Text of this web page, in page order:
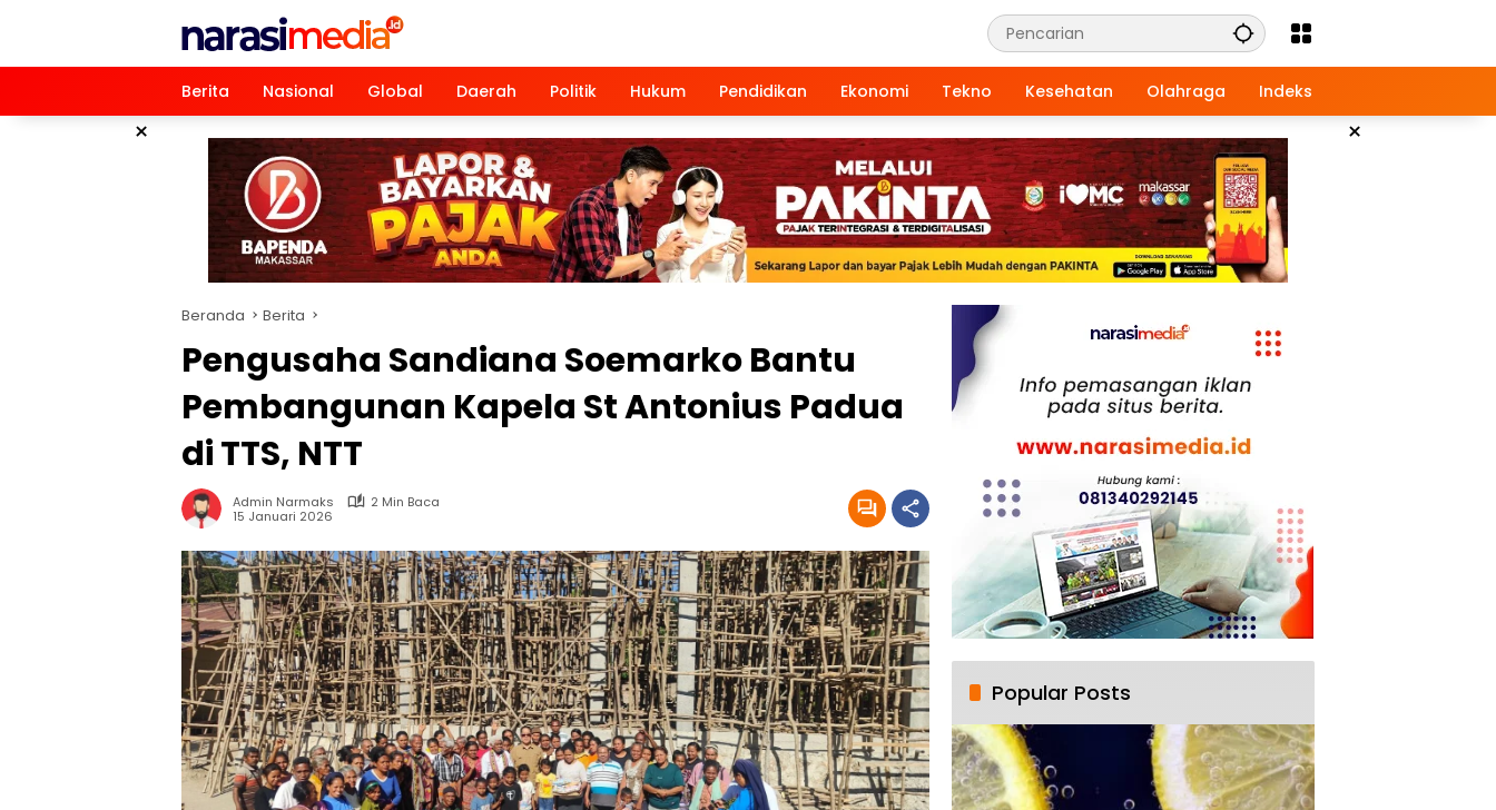
Berita
Nasional Global Daerah Politik Hukum Pendidikan Ekonomi Tekno Kesehatan Olahraga Indeks
× ×
Beranda Berita
Pengusaha Sandiana Soemarko Bantu
Pembangunan Kapela St Antonius Padua
di TTS, NTT
Admin Narmaks
2 Min Baca
15 Januari 2026
Popular Posts